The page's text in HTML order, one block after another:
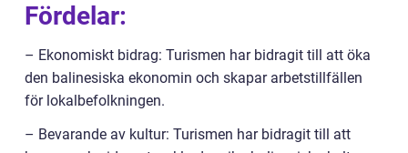
Fördelar:
– Ekonomiskt bidrag: Turismen har bidragit till att öka
den balinesiska ekonomin och skapar arbetstillfällen
för lokalbefolkningen.
– Bevarande av kultur: Turismen har bidragit till att